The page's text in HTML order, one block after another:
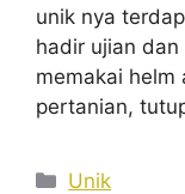
unik nya
hadir ujian
memakai
pertanian,
Kategori
Unik